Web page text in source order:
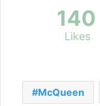
140
Likes
McQueen